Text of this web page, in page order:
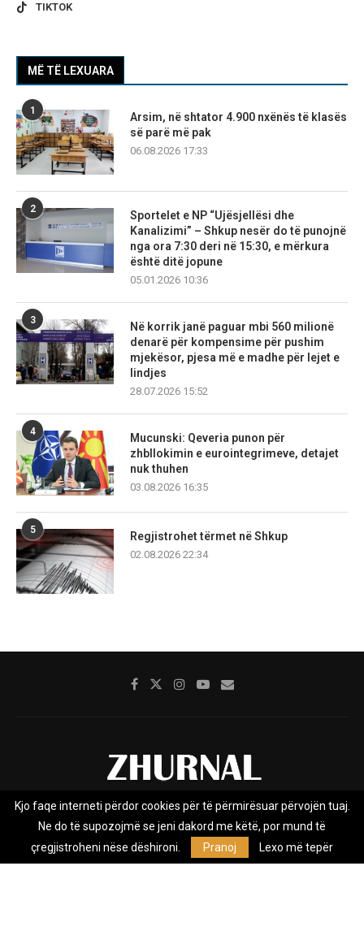
TIKTOK
MË TË LEXUARA
1
Arsim, në shtator 4.900 nxënës të klasës
së parë më pak
06.08.2026 17:33
2
Sportelet e NP “Ujësjellësi dhe
Kanalizimi” – Shkup nesër do të punojnë
nga ora 7:30 deri në 15:30, e mërkura
është ditë jopune
05.01.2026 10:36
3
Në korrik janë paguar mbi 560 milionë
denarë për kompensime për pushim
mjekësor, pjesa më e madhe për lejet e
lindjes
28.07.2026 15:52
4
Mucunski: Qeveria punon për
zhbllokimin e eurointegrimeve, detajet
nuk thuhen
03.08.2026 16:35
5
Regjistrohet tërmet në Shkup
02.08.2026 22:34
Rreth nesh Impresumi Marketing
Privacy Policy
Zhurnal.mk është Agjenci e Lajmeve e pavarur, e themeluar në vitin
Kjo faqe interneti përdor cookies për të përmirësuar përvojën tuaj.
Ne do të supozojmë se jeni dakord me këtë, por mund të
çregjistroheni nëse dëshironi.
Pranoj Lexo më tepër